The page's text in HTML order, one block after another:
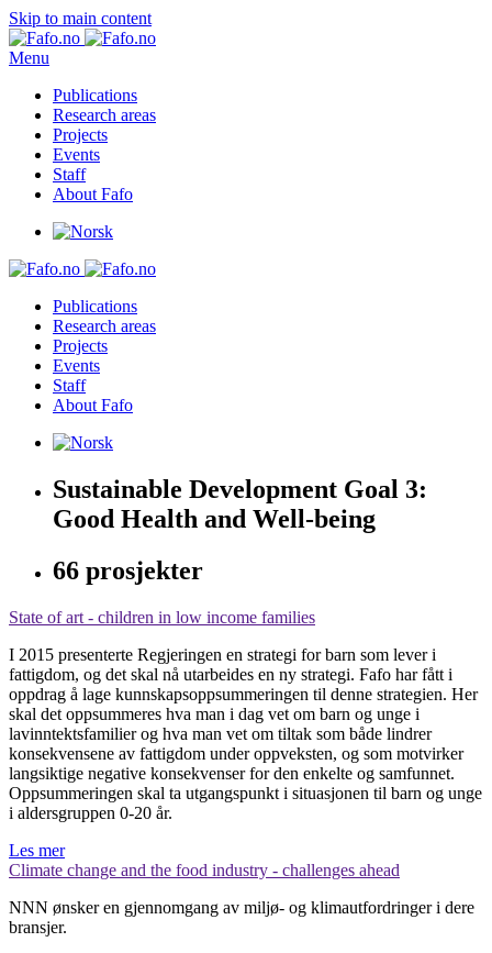
Skip to main content
Menu
Publications
Research areas
Projects
Events
Staff
About Fafo
Publications
Research areas
Projects
Events
Staff
About Fafo
Sustainable Development Goal 3:
Good Health and Well-being
66 prosjekter
State of art - children in low income families
I 2015 presenterte Regjeringen en strategi for barn som lever i
fattigdom, og det skal nå utarbeides en ny strategi. Fafo har fått i
oppdrag å lage kunnskapsoppsummeringen til denne strategien. Her
skal det oppsummeres hva man i dag vet om barn og unge i
lavinntektsfamilier og hva man vet om tiltak som både lindrer
konsekvensene av fattigdom under oppveksten, og som motvirker
langsik­tige negative konsekvenser for den enkelte og samfunnet.
Oppsummeringen skal ta utgangspunkt i si­tuasjonen til barn og unge
i aldersgruppen 0-20 år.
Les mer
Climate change and the food industry - challenges ahead
NNN ønsker en gjennomgang av miljø- og klimautfordringer i dere
bransjer.